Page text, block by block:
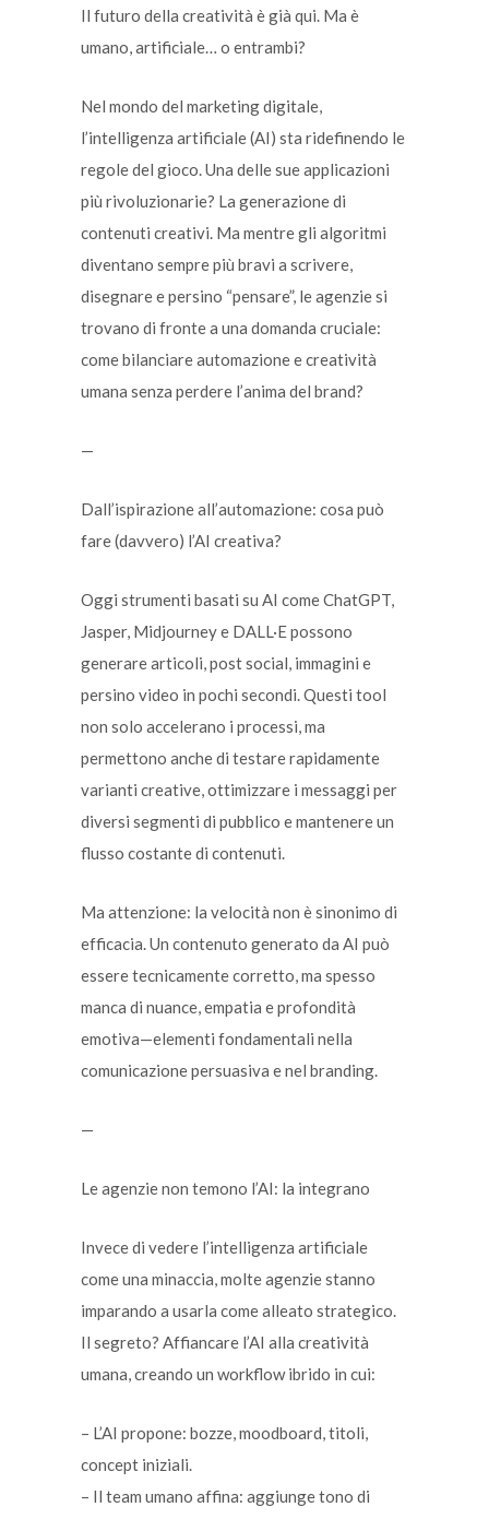
Il futuro della creatività è già qui. Ma è
umano, artificiale… o entrambi?
Nel mondo del marketing digitale,
l’intelligenza artificiale (AI) sta ridefinendo le
regole del gioco. Una delle sue applicazioni
più rivoluzionarie? La generazione di
contenuti creativi. Ma mentre gli algoritmi
diventano sempre più bravi a scrivere,
disegnare e persino “pensare”, le agenzie si
trovano di fronte a una domanda cruciale:
come bilanciare automazione e creatività
umana senza perdere l’anima del brand?
—
Dall’ispirazione all’automazione: cosa può
fare (davvero) l’AI creativa?
Oggi strumenti basati su AI come ChatGPT,
Jasper, Midjourney e DALL·E possono
generare articoli, post social, immagini e
persino video in pochi secondi. Questi tool
non solo accelerano i processi, ma
permettono anche di testare rapidamente
varianti creative, ottimizzare i messaggi per
diversi segmenti di pubblico e mantenere un
flusso costante di contenuti.
Ma attenzione: la velocità non è sinonimo di
efficacia. Un contenuto generato da AI può
essere tecnicamente corretto, ma spesso
manca di nuance, empatia e profondità
emotiva—elementi fondamentali nella
comunicazione persuasiva e nel branding.
—
Le agenzie non temono l’AI: la integrano
Invece di vedere l’intelligenza artificiale
come una minaccia, molte agenzie stanno
imparando a usarla come alleato strategico.
Il segreto? Affiancare l’AI alla creatività
umana, creando un workflow ibrido in cui:
– L’AI propone: bozze, moodboard, titoli,
concept iniziali.
– Il team umano affina: aggiunge tono di